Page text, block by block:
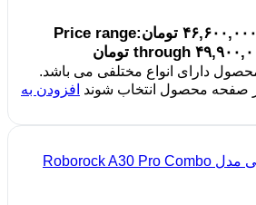
۴۶,۶۰۰,۰۰۰ تومانPrice range:
دارای انواع مختلفی می باشد.
صفحه محصول انتخاب شوند افزودن به